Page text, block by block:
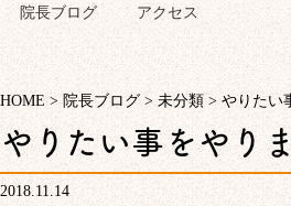
院長ブログ アクセス
HOME > 院長ブログ > 未分類 > やりたい
やりたい事をやり
2018.11.14